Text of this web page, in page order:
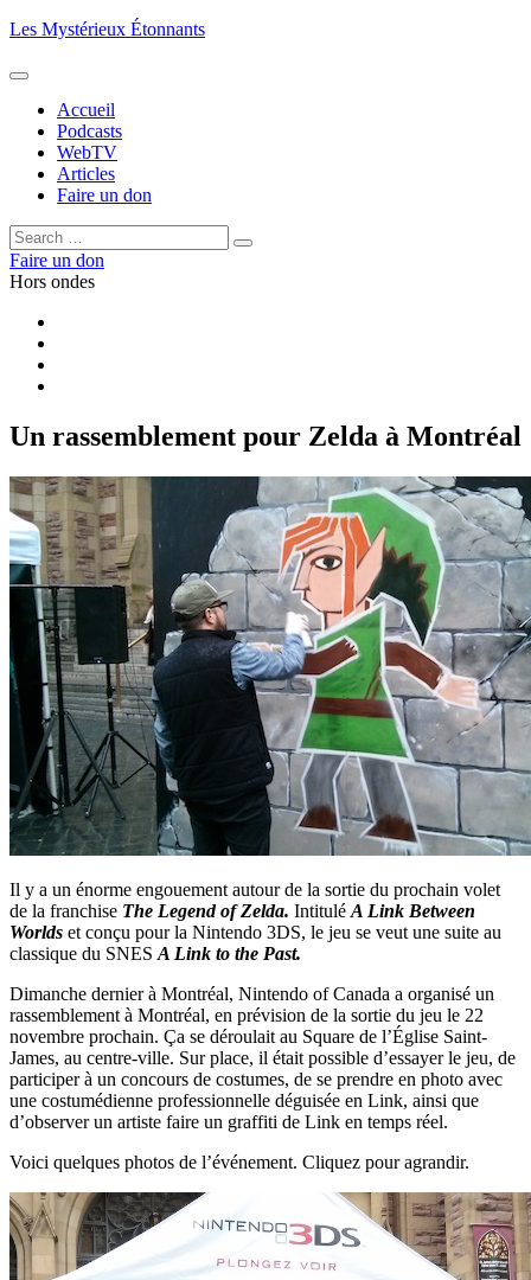
Aller
contenu
Les Mystérieux Étonnants
Accueil
Podcasts
WebTV
Articles
Faire un don
Rechercher :
Rechercher
Faire un don
Hors ondes
Un rassemblement pour Zelda à Montréal
Il y a un énorme engouement autour de la sortie du prochain volet
de la franchise The Legend of Zelda. Intitulé A Link Between
Worlds et conçu pour la Nintendo 3DS, le jeu se veut une suite au
classique du SNES A Link to the Past.
Dimanche dernier à Montréal, Nintendo of Canada a organisé un
rassemblement à Montréal, en prévision de la sortie du jeu le 22
novembre prochain. Ça se déroulait au Square de l’Église Saint-
James, au centre-ville. Sur place, il était possible d’essayer le jeu, de
participer à un concours de costumes, de se prendre en photo avec
une costumédienne professionnelle déguisée en Link, ainsi que
d’observer un artiste faire un graffiti de Link en temps réel.
Voici quelques photos de l’événement. Cliquez pour agrandir.